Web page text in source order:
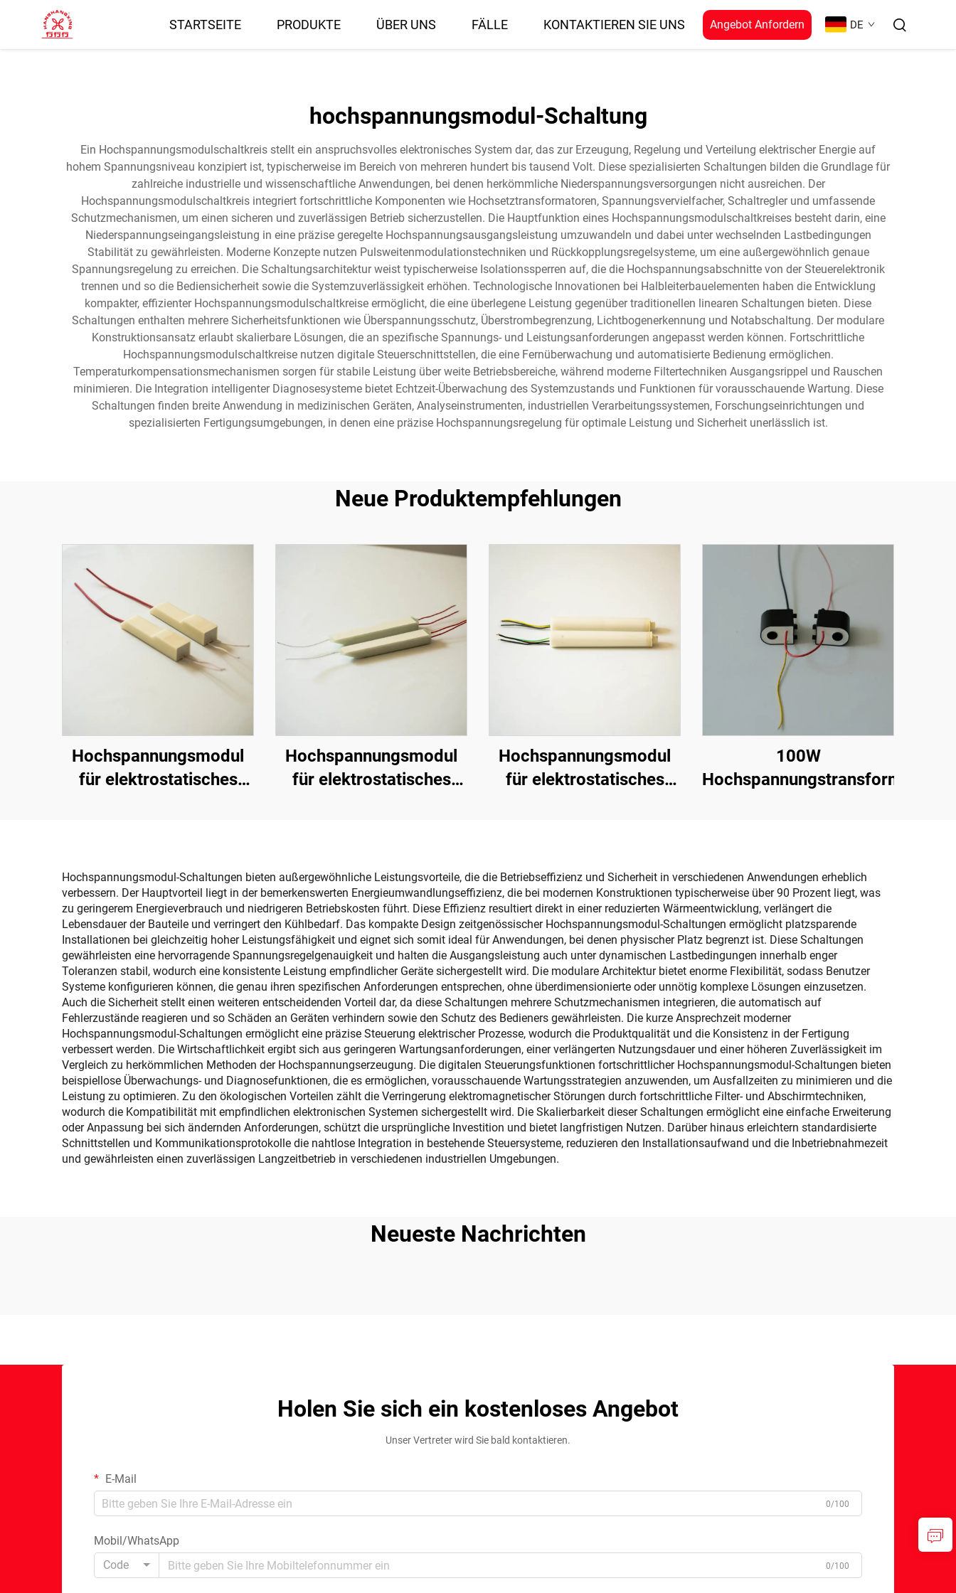
STARTSEITE PRODUKTE ÜBER UNS FÄLLE KONTAKTIEREN SIE UNS Angebot Anfordern DE
hochspannungsmodul-Schaltung
Ein Hochspannungsmodulschaltkreis stellt ein anspruchsvolles elektronisches System dar, das zur Erzeugung, Regelung und Verteilung elektrischer Energie auf
hohem Spannungsniveau konzipiert ist, typischerweise im Bereich von mehreren hundert bis tausend Volt. Diese spezialisierten Schaltungen bilden die Grundlage für
zahlreiche industrielle und wissenschaftliche Anwendungen, bei denen herkömmliche Niederspannungsversorgungen nicht ausreichen. Der
Hochspannungsmodulschaltkreis integriert fortschrittliche Komponenten wie Hochsetztransformatoren, Spannungsvervielfacher, Schaltregler und umfassende
Schutzmechanismen, um einen sicheren und zuverlässigen Betrieb sicherzustellen. Die Hauptfunktion eines Hochspannungsmodulschaltkreises besteht darin, eine
Niederspannungseingangsleistung in eine präzise geregelte Hochspannungsausgangsleistung umzuwandeln und dabei unter wechselnden Lastbedingungen
Stabilität zu gewährleisten. Moderne Konzepte nutzen Pulsweitenmodulationstechniken und Rückkopplungsregelsysteme, um eine außergewöhnlich genaue
Spannungsregelung zu erreichen. Die Schaltungsarchitektur weist typischerweise Isolationssperren auf, die die Hochspannungsabschnitte von der Steuerelektronik
trennen und so die Bediensicherheit sowie die Systemzuverlässigkeit erhöhen. Technologische Innovationen bei Halbleiterbauelementen haben die Entwicklung
kompakter, effizienter Hochspannungsmodulschaltkreise ermöglicht, die eine überlegene Leistung gegenüber traditionellen linearen Schaltungen bieten. Diese
Schaltungen enthalten mehrere Sicherheitsfunktionen wie Überspannungsschutz, Überstrombegrenzung, Lichtbogenerkennung und Notabschaltung. Der modulare
Konstruktionsansatz erlaubt skalierbare Lösungen, die an spezifische Spannungs- und Leistungsanforderungen angepasst werden können. Fortschrittliche
Hochspannungsmodulschaltkreise nutzen digitale Steuerschnittstellen, die eine Fernüberwachung und automatisierte Bedienung ermöglichen.
Temperaturkompensationsmechanismen sorgen für stabile Leistung über weite Betriebsbereiche, während moderne Filtertechniken Ausgangsrippel und Rauschen
minimieren. Die Integration intelligenter Diagnosesysteme bietet Echtzeit-Überwachung des Systemzustands und Funktionen für vorausschauende Wartung. Diese
Schaltungen finden breite Anwendung in medizinischen Geräten, Analyseinstrumenten, industriellen Verarbeitungssystemen, Forschungseinrichtungen und
spezialisierten Fertigungsumgebungen, in denen eine präzise Hochspannungsregelung für optimale Leistung und Sicherheit unerlässlich ist.
Neue Produktempfehlungen
Hochspannungsmodul
für elektrostatisches
Hochspannungsmodul
für elektrostatisches
Hochspannungsmodul
für elektrostatisches
100W
Hochspannungstransformator
Hochspannungsmodul-Schaltungen bieten außergewöhnliche Leistungsvorteile, die die Betriebseffizienz und Sicherheit in verschiedenen Anwendungen erheblich
verbessern. Der Hauptvorteil liegt in der bemerkenswerten Energieumwandlungseffizienz, die bei modernen Konstruktionen typischerweise über 90 Prozent liegt, was
zu geringerem Energieverbrauch und niedrigeren Betriebskosten führt. Diese Effizienz resultiert direkt in einer reduzierten Wärmeentwicklung, verlängert die
Lebensdauer der Bauteile und verringert den Kühlbedarf. Das kompakte Design zeitgenössischer Hochspannungsmodul-Schaltungen ermöglicht platzsparende
Installationen bei gleichzeitig hoher Leistungsfähigkeit und eignet sich somit ideal für Anwendungen, bei denen physischer Platz begrenzt ist. Diese Schaltungen
gewährleisten eine hervorragende Spannungsregelgenauigkeit und halten die Ausgangsleistung auch unter dynamischen Lastbedingungen innerhalb enger
Toleranzen stabil, wodurch eine konsistente Leistung empfindlicher Geräte sichergestellt wird. Die modulare Architektur bietet enorme Flexibilität, sodass Benutzer
Systeme konfigurieren können, die genau ihren spezifischen Anforderungen entsprechen, ohne überdimensionierte oder unnötig komplexe Lösungen einzusetzen.
Auch die Sicherheit stellt einen weiteren entscheidenden Vorteil dar, da diese Schaltungen mehrere Schutzmechanismen integrieren, die automatisch auf
Fehlerzustände reagieren und so Schäden an Geräten verhindern sowie den Schutz des Bedieners gewährleisten. Die kurze Ansprechzeit moderner
Hochspannungsmodul-Schaltungen ermöglicht eine präzise Steuerung elektrischer Prozesse, wodurch die Produktqualität und die Konsistenz in der Fertigung
verbessert werden. Die Wirtschaftlichkeit ergibt sich aus geringeren Wartungsanforderungen, einer verlängerten Nutzungsdauer und einer höheren Zuverlässigkeit im
Vergleich zu herkömmlichen Methoden der Hochspannungserzeugung. Die digitalen Steuerungsfunktionen fortschrittlicher Hochspannungsmodul-Schaltungen bieten
beispiellose Überwachungs- und Diagnosefunktionen, die es ermöglichen, vorausschauende Wartungsstrategien anzuwenden, um Ausfallzeiten zu minimieren und die
Leistung zu optimieren. Zu den ökologischen Vorteilen zählt die Verringerung elektromagnetischer Störungen durch fortschrittliche Filter- und Abschirmtechniken,
wodurch die Kompatibilität mit empfindlichen elektronischen Systemen sichergestellt wird. Die Skalierbarkeit dieser Schaltungen ermöglicht eine einfache Erweiterung
oder Anpassung bei sich ändernden Anforderungen, schützt die ursprüngliche Investition und bietet langfristigen Nutzen. Darüber hinaus erleichtern standardisierte
Schnittstellen und Kommunikationsprotokolle die nahtlose Integration in bestehende Steuersysteme, reduzieren den Installationsaufwand und die Inbetriebnahmezeit
und gewährleisten einen zuverlässigen Langzeitbetrieb in verschiedenen industriellen Umgebungen.
Neueste Nachrichten
Holen Sie sich ein kostenloses Angebot
Unser Vertreter wird Sie bald kontaktieren.
E-Mail
0/100
Mobil/WhatsApp
Code
0/100